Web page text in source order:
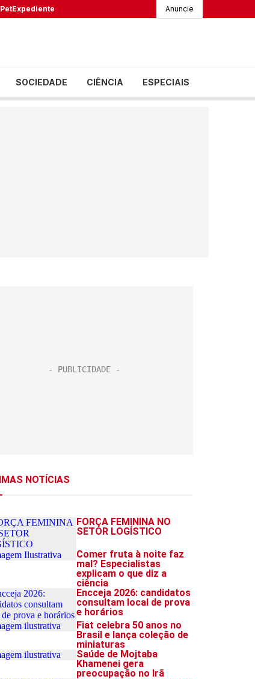
PetExpediente Anuncie
SOCIEDADE CIÊNCIA ESPECIAIS